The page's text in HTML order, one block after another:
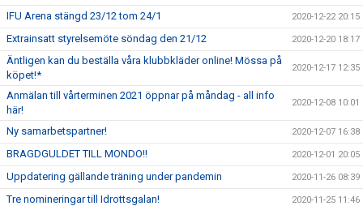
IFU Arena stängd 23/12 tom 24/1 2020-12-22 20:15
Extrainsatt styrelsemöte söndag den 21/12 2020-12-20 18:17
Äntligen kan du beställa våra klubbkläder online! Mössa på
köpet!*
2020-12-17 12:35
Anmälan till vårterminen 2021 öppnar på måndag - all info
här!
2020-12-08 10:01
Ny samarbetspartner! 2020-12-07 16:38
BRAGDGULDET TILL MONDO!! 2020-12-01 20:05
Uppdatering gällande träning under pandemin 2020-11-26 08:39
Tre nomineringar till Idrottsgalan! 2020-11-25 11:46